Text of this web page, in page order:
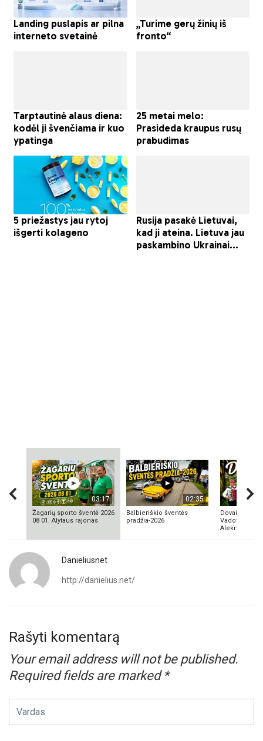
03:17
Žagarių sporto šventė 2026
08 01. Alytaus rajonas
02:35
Balbieriškio šventės
pradžia-2026
Dovainonių
Vadovas
Aleknavičius
Danieliusnet
http://danielius.net/
Rašyti komentarą
Your email address will not be published.
Required fields are marked *